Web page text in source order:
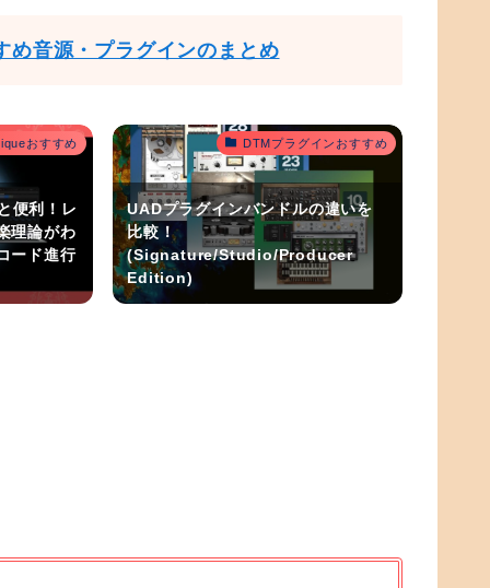
め音源・プラグインのまとめ
おすすめ
便利！レ
理論がわ
ード進行
DTMプラグインおすすめ
UADプラグインバンドルの違いを
比較！
(Signature/Studio/Producer
Edition)